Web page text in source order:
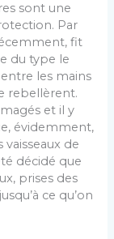
sont une
Par
fit
du type le
les mains
rebel­lèrent.
et il y
évidem­ment,
de
décidé que
prises des
ce qu’on